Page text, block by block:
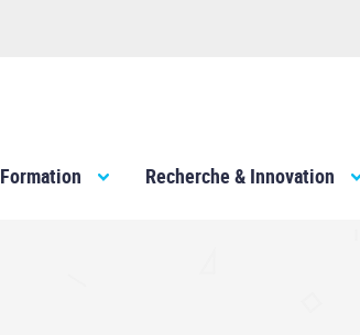
Formation Recherche & Innovation